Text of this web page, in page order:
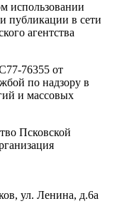
использовании
публикации в сети
агентства
76355 от
по надзору в
и массовых
Псковской
ул. Ленина, д.6а